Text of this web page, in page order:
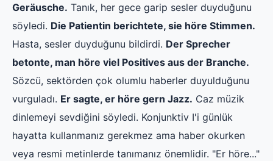
Geräusche. Tanık, her gece garip sesler duyduğunu
söyledi. Die Patientin berichtete, sie höre Stimmen.
Hasta, sesler duyduğunu bildirdi. Der Sprecher
betonte, man höre viel Positives aus der Branche.
Sözcü, sektörden çok olumlu haberler duyulduğunu
vurguladı. Er sagte, er höre gern Jazz. Caz müzik
dinlemeyi sevdiğini söyledi. Konjunktiv I'i günlük
hayatta kullanmanız gerekmez ama haber okurken
veya resmi metinlerde tanımanız önemlidir. "Er höre..."